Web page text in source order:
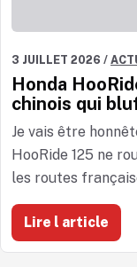
3 JUILLET 2026 /
Honda
chinois qui
Je vais être
HooRide 125 ne
les routes
Lire l article